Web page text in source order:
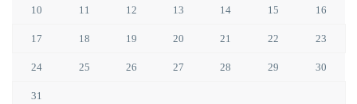
10 11 12 13 14 15 16
17 18 19 20 21 22 23
24 25 26 27 28 29 30
31